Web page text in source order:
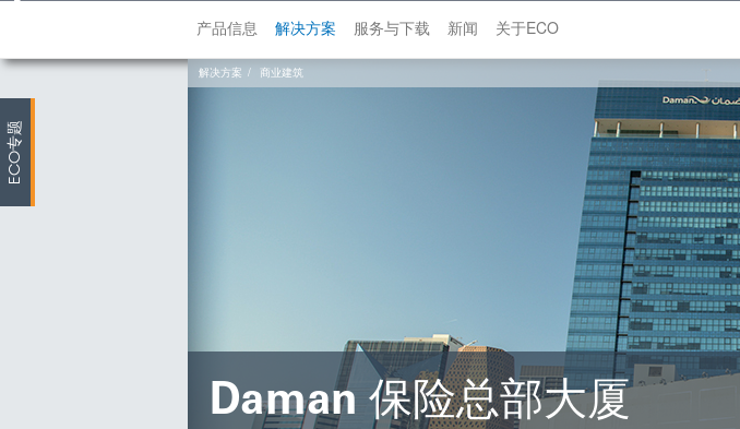
ECO
专题
产品信息 解决方案 服务与下载 新闻 关于ECO
解决方案 商业建筑
Daman 保险总部大厦